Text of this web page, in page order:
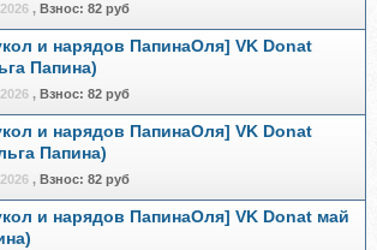
, Взнос: 82 руб
и нарядов ПапинаОля] VK Donat
Папина)
, Взнос: 82 руб
и нарядов ПапинаОля] VK Donat
Папина)
, Взнос: 82 руб
и нарядов ПапинаОля] VK Donat май